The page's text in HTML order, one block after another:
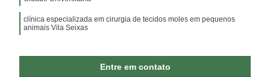
clínica especializada em cirurgia de tecidos moles em pequenos
animais Vila Seixas
Entre em contato